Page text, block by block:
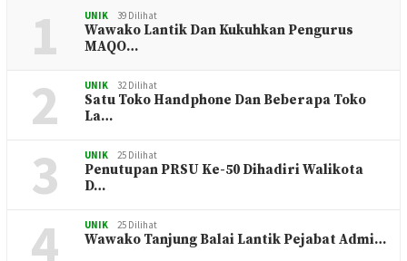
1 UNIK 39 Dilihat
Wawako Lantik Dan Kukuhkan Pengurus
MAQO…
2 UNIK 32 Dilihat
Satu Toko Handphone Dan Beberapa Toko
La…
3 UNIK 25 Dilihat
Penutupan PRSU Ke-50 Dihadiri Walikota
D…
4 UNIK 25 Dilihat
Wawako Tanjung Balai Lantik Pejabat Admi…